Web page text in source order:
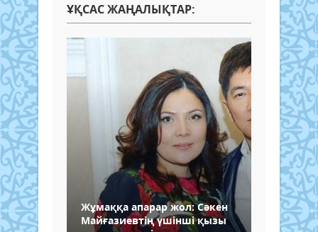
ҰҚСАС ЖАҢАЛЫҚТАР:
Жұмаққа апарар жол: Сәкен
Майғазиевтің үшінші қызы